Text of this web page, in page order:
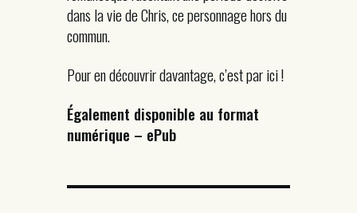
dans la vie de Chris, ce personnage hors du
commun.
Pour en découvrir davantage, c’est par ici !
Également disponible au format
numérique – ePub